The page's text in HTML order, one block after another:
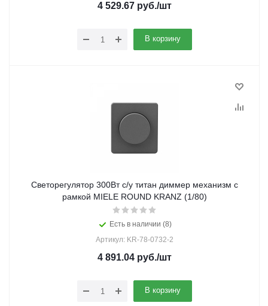
4 529.67 руб./шт
В корзину
Светорегулятор 300Вт с/у титан диммер механизм с
рамкой MIELE ROUND KRANZ (1/80)
Есть в наличии (8)
Артикул: KR-78-0732-2
4 891.04 руб./шт
В корзину